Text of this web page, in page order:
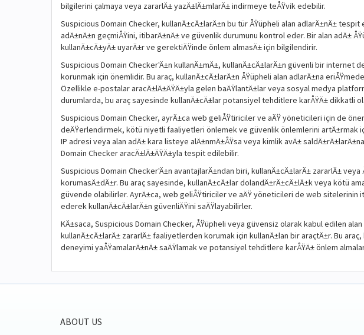
bilgilerini çalmaya veya zararlÄ± yazÄ±lÄ±mlarÄ± indirmeye teÅŸvik edebilir.
Suspicious Domain Checker, kullanÄ±cÄ±larÄ±n bu tür ÅŸüpheli alan adlarÄ±nÄ±
adÄ±nÄ±n geçmiÅŸini, itibarÄ±nÄ± ve güvenlik durumunu kontrol eder. Bir alan adÄ±
kullanÄ±cÄ±yÄ± uyarÄ±r ve gerektiÄŸinde önlem almasÄ± için bilgilendirir.
Suspicious Domain Checker'Ä±n kullanÄ±mÄ±, kullanÄ±cÄ±larÄ±n güvenli bir internet
korunmak için önemlidir. Bu araç, kullanÄ±cÄ±larÄ±n ÅŸüpheli alan adlarÄ±na
Özellikle e-postalar aracÄ±lÄ±ÄŸÄ±yla gelen baÄŸlantÄ±lar veya sosyal medya
durumlarda, bu araç sayesinde kullanÄ±cÄ±lar potansiyel tehditlere karÅŸÄ± dikkatli
Suspicious Domain Checker, ayrÄ±ca web geliÅŸtiriciler ve aÄŸ yöneticileri için de
deÄŸerlendirmek, kötü niyetli faaliyetleri önlemek ve güvenlik önlemlerini artÄ±rmak
IP adresi veya alan adÄ± kara listeye alÄ±nmÄ±ÅŸsa veya kimlik avÄ±
Domain Checker aracÄ±lÄ±ÄŸÄ±yla tespit edilebilir.
Suspicious Domain Checker'Ä±n avantajlarÄ±ndan biri, kullanÄ±cÄ±larÄ± zararlÄ±
korumasÄ±dÄ±r. Bu araç sayesinde, kullanÄ±cÄ±lar dolandÄ±rÄ±cÄ±lÄ±k veya kötü
güvende olabilirler. AyrÄ±ca, web geliÅŸtiriciler ve aÄŸ yöneticileri de web sitelerinin
ederek kullanÄ±cÄ±larÄ±n güvenliÄŸini saÄŸlayabilirler.
KÄ±saca, Suspicious Domain Checker, ÅŸüpheli veya güvensiz olarak kabul edilen
kullanÄ±cÄ±larÄ± zararlÄ± faaliyetlerden korumak için kullanÄ±lan bir araçtÄ±r. Bu
deneyimi yaÅŸamalarÄ±nÄ± saÄŸlamak ve potansiyel tehditlere karÅŸÄ± önlem
ABOUT US